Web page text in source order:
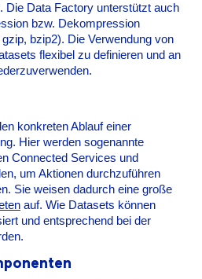
Die Data Factory unterstützt auch
bzw. Dekompression
bzip2). Die Verwendung von
flexibel zu definieren und an
konkreten Ablauf einer
Hier werden sogenannte
Connected Services und
um Aktionen durchzuführen
Sie weisen dadurch eine große
auf. Wie Datasets können
und entsprechend bei der